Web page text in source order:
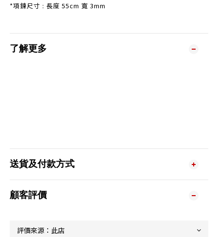
*項鍊尺寸 : 長度 55cm 寬 3mm
了解更多
送貨及付款方式
顧客評價